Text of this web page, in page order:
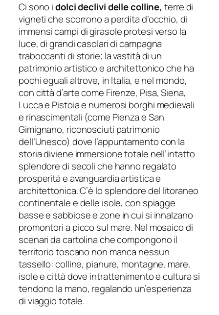
Ci sono idolci declivi delle colline, terre di
vigneti che scorrono a perdita d’occhio, di
immensi campi di girasole protesi verso la
luce, di grandi casolari di campagna
traboccanti di storie; la vastità di un
patrimonio artistico e architettonico che ha
pochi eguali altrove, in Italia, e nel mondo,
con città d’arte come Firenze, Pisa, Siena,
Lucca e Pistoia e numerosi borghi medievali
e rinascimentali (come Pienza e San
Gimignano, riconosciuti patrimonio
dell’Unesco) dove l’appuntamento con la
storia diviene immersione totale nell’intatto
splendore di secoli che hanno regalato
prosperità e avanguardia artistica e
architettonica. C’è lo splendore del litoraneo
continentale e delle isole, con spiagge
basse e sabbiose e zone in cui si innalzano
promontori a picco sul mare. Nel mosaico di
scenari da cartolina che compongono il
territorio toscano non manca nessun
tassello: colline, pianure, montagne, mare,
isole e città dove intrattenimento e cultura si
tendono la mano, regalando un’esperienza
di viaggio totale.